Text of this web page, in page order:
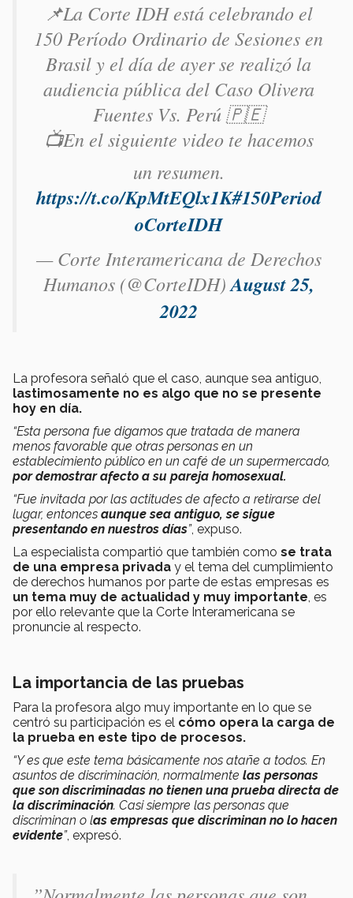
📌La Corte IDH está celebrando el
150 Período Ordinario de Sesiones en
Brasil y el día de ayer se realizó la
audiencia pública del Caso Olivera
Fuentes Vs. Perú 🇵🇪
📺En el siguiente video te hacemos
un resumen.
https://t.co/KpMtEQlx1K#150Period
oCorteIDH
— Corte Interamericana de Derechos
Humanos (@CorteIDH)August 25,
2022
La profesora señaló que el caso, aunque sea antiguo,
lastimosamente no es algo que no se presente
hoy en día.
“Esta persona fue digamos que tratada de manera
menos favorable que otras personas en un
establecimiento público en un café de un supermercado,
por demostrar afecto a su pareja homosexual.
“Fue invitada por las actitudes de afecto a retirarse del
lugar, entonces aunque sea antiguo, se sigue
presentando en nuestros días”, expuso.
La especialista compartió que también como se trata
de una empresa privada y el tema del cumplimiento
de derechos humanos por parte de estas empresas es
un tema muy de actualidad y muy importante, es
por ello relevante que la Corte Interamericana se
pronuncie al respecto.
La importancia de las pruebas
Para la profesora algo muy importante en lo que se
centró su participación es el cómo opera la carga de
la prueba en este tipo de procesos.
“Y es que este tema básicamente nos atañe a todos. En
asuntos de discriminación, normalmente las personas
que son discriminadas no tienen una prueba directa de
la discriminación. Casi siempre las personas que
discriminan o las empresas que discriminan no lo hacen
evidente”, expresó.